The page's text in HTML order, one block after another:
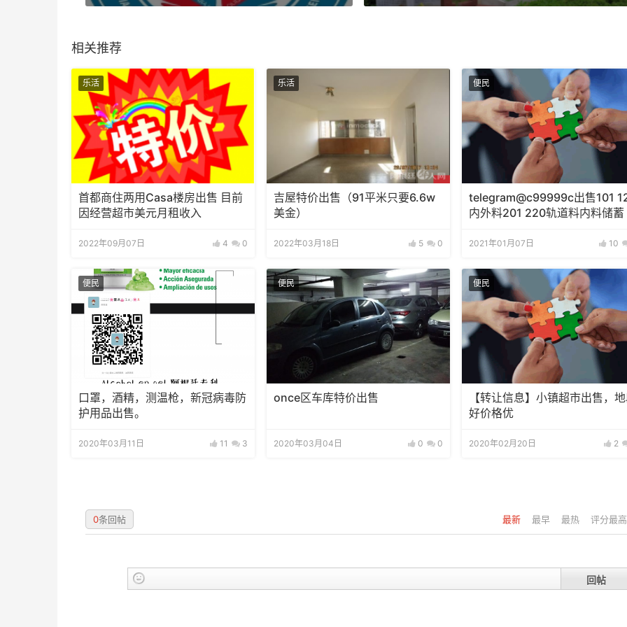
相关推荐
乐活
首都商住两用Casa楼房出售 目前
因经营超市美元月租收入
2022年09月07日 4 0
乐活
吉屋特价出售（91平米只要6.6w
美金）
2022年03月18日 5 0
便民
telegram@c99999c出售101
内外料201 220轨道料内料储蓄
2021年01月07日 10
便民
口罩，酒精，测温枪，新冠病毒防
护用品出售。
2020年03月11日 11 3
便民
once区车库特价出售
2020年03月04日 0 0
便民
【转让信息】小镇超市出售，
好价格优
2020年02月20日 2
最新 最早 最热 评分最高
0条回帖
回帖